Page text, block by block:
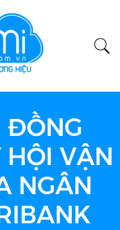
ĐỒNG
HỘI VẬN
NGÂN